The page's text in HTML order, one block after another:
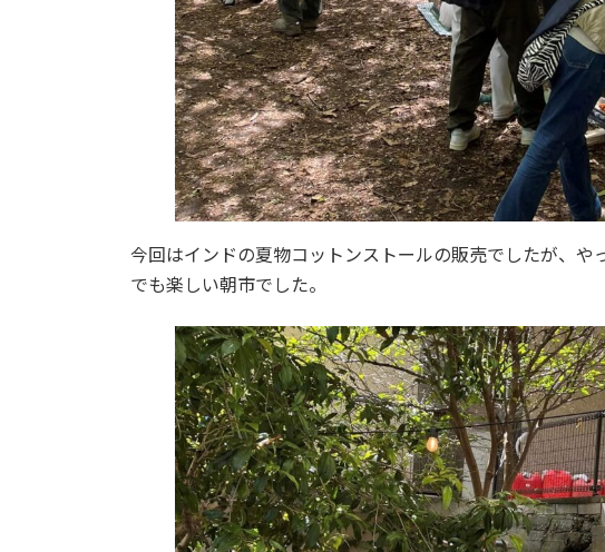
今回はインドの夏物コットンストールの販売でしたが、や
でも楽しい朝市でした。